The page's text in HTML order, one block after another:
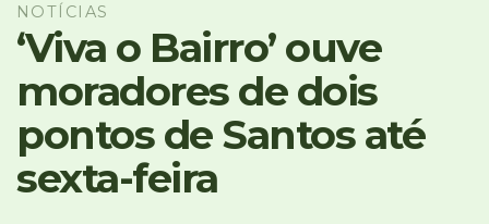
para
rodapé
Acessibilidade
NOTÍCIAS
‘Viva o Bairro’ ouve
moradores de dois
pontos de Santos até
sexta-feira